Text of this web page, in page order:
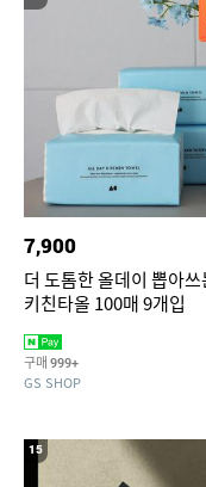
7,900
더 도톰한 올데이 뽑아쓰
키친타올 100매 9개입
구매 999+
GS SHOP
15